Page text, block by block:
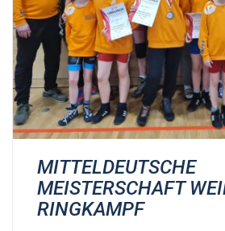
MITTELDEUTSCHE
MEISTERSCHAFT
RINGKAMPF